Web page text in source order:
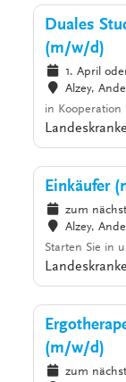
Duales
(m/w/d)
1. April
Alzey,
in
Einkäufer
zum
Alzey,
Starten Sie in
(m/w/d)
zum